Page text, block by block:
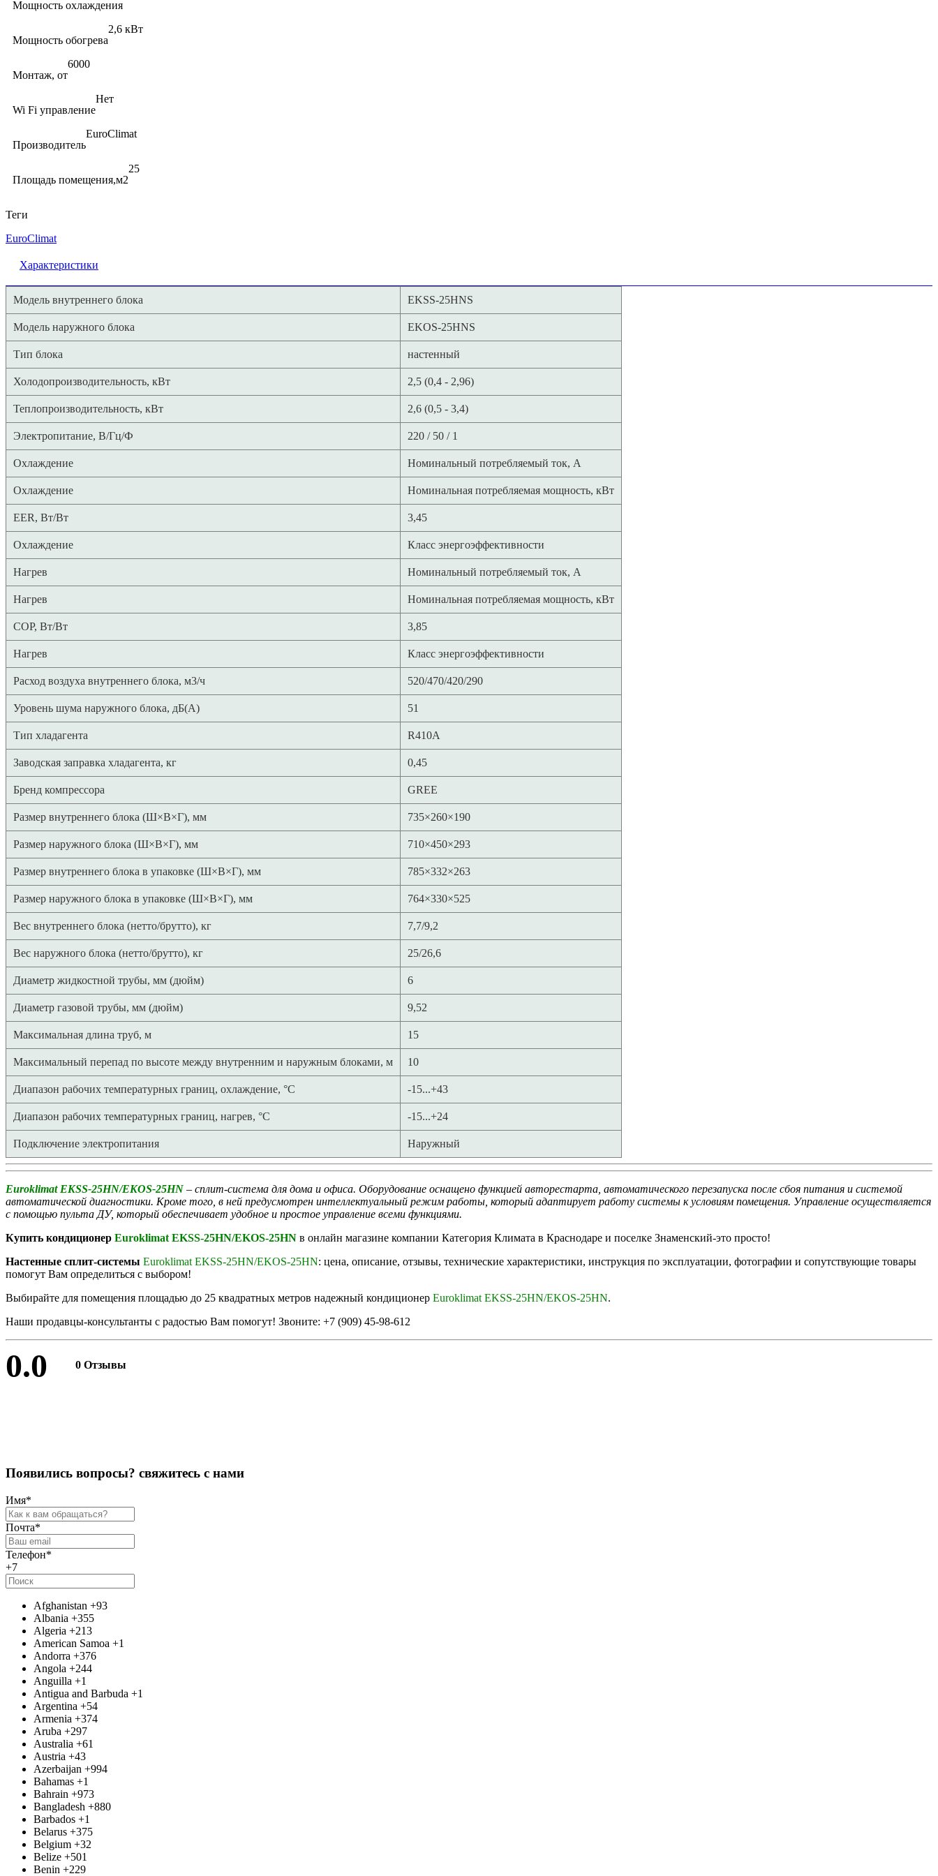
Мощность охлаждения
Мощность обогрева
2,6 кВт
Монтаж, от
6000
Wi Fi управление
Нет
Производитель
EuroClimat
Площадь помещения,м2
25
Теги
EuroClimat
Характеристики
Модель внутреннего блока EKSS-25HNS
Модель наружного блока EKOS-25HNS
Тип блока настенный
Холодопроизводительность, кВт 2,5 (0,4 - 2,96)
Теплопроизводительность, кВт 2,6 (0,5 - 3,4)
Электропитание, В/Гц/Ф 220 / 50 / 1
Охлаждение Номинальный потребляемый ток, A
Охлаждение Номинальная потребляемая мощность, кВт
EER, Вт/Вт 3,45
Охлаждение Класс энергоэффективности
Нагрев Номинальный потребляемый ток, А
Нагрев Номинальная потребляемая мощность, кВт
COP, Вт/Вт 3,85
Нагрев Класс энергоэффективности
Расход воздуха внутреннего блока, м3/ч 520/470/420/290
Уровень шума наружного блока, дБ(А) 51
Тип хладагента R410A
Заводская заправка хладагента, кг 0,45
Бренд компрессора GREE
Размер внутреннего блока (Ш×В×Г), мм 735×260×190
Размер наружного блока (Ш×В×Г), мм 710×450×293
Размер внутреннего блока в упаковке (Ш×В×Г), мм 785×332×263
Размер наружного блока в упаковке (Ш×В×Г), мм 764×330×525
Вес внутреннего блока (нетто/брутто), кг 7,7/9,2
Вес наружного блока (нетто/брутто), кг 25/26,6
Диаметр жидкостной трубы, мм (дюйм) 6
Диаметр газовой трубы, мм (дюйм) 9,52
Максимальная длина труб, м 15
Максимальный перепад по высоте между внутренним и наружным блоками, м 10
Диапазон рабочих температурных границ, охлаждение, °C -15...+43
Диапазон рабочих температурных границ, нагрев, °C -15...+24
Подключение электропитания Наружный
Euroklimat EKSS-25HN/EKOS-25HN – cплит-система для дома и офиса. Оборудование оснащено функцией авторестарта, автоматического перезапуска после сбоя питания и системой
автоматической диагностики. Кроме того, в ней предусмотрен интеллектуальный режим работы, который адаптирует работу системы к условиям помещения. Управление осуществляется
с помощью пульта ДУ, который обеспечивает удобное и простое управление всеми функциями.
Купить кондиционер Euroklimat EKSS-25HN/EKOS-25HN в онлайн магазине компании Категория Климата в Краснодаре и поселке Знаменский-это просто!
Настенные сплит-системы Euroklimat EKSS-25HN/EKOS-25HN: цена, описание, отзывы, технические характеристики, инструкция по эксплуатации, фотографии и сопутствующие товары
помогут Вам определиться с выбором!
Выбирайте для помещения площадью до 25 квадратных метров надежный кондиционер Euroklimat EKSS-25HN/EKOS-25HN.
Наши продавцы-консультанты с радостью Вам помогут! Звоните: +7 (909) 45-98-612
0.0 0 Отзывы
Появились вопросы? свяжитесь с нами
Имя*
Почта*
Телефон*
+7
Afghanistan +93
Albania +355
Algeria +213
American Samoa +1
Andorra +376
Angola +244
Anguilla +1
Antigua and Barbuda +1
Argentina +54
Armenia +374
Aruba +297
Australia +61
Austria +43
Azerbaijan +994
Bahamas +1
Bahrain +973
Bangladesh +880
Barbados +1
Belarus +375
Belgium +32
Belize +501
Benin +229